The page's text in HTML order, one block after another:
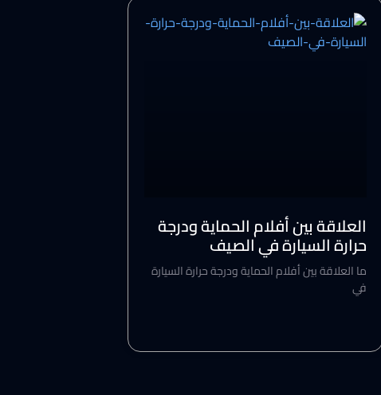
العلاقة بين أفلام الحماية ودرجة
حرارة السيارة في الصيف
ما العلاقة بين أفلام الحماية ودرجة حرارة السيارة
في